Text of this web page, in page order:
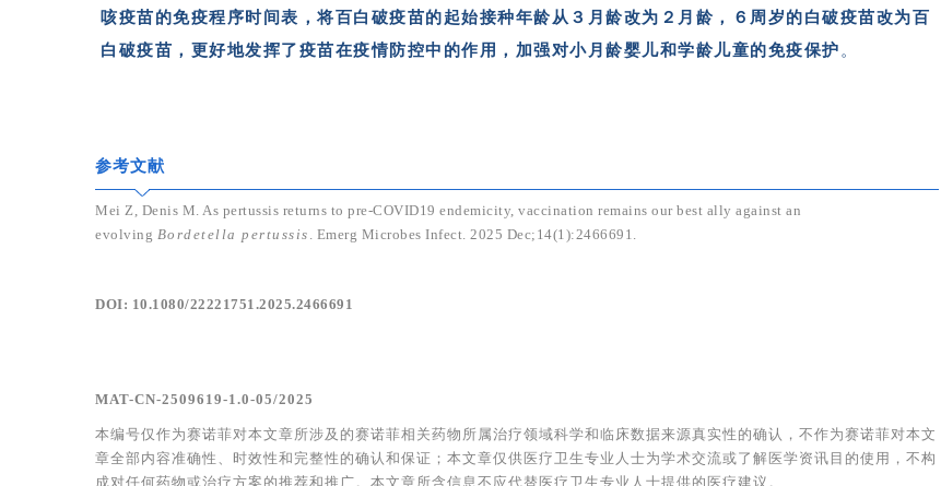
咳疫苗的免疫程序时间表，将百白破疫苗的起始接种年龄从３月龄改为２月龄，６周岁的白破疫苗改为百
白破疫苗，更好地发挥了疫苗在疫情防控中的作用，加强对小月龄婴儿和学龄儿童的免疫保护。
参考文献
Mei Z, Denis M. As pertussis returns to pre-COVID19 endemicity, vaccination remains our best ally against an
evolving Bordetella pertussis . Emerg Microbes Infect. 2025 Dec;14(1):2466691.
DOI: 10.1080/22221751.2025.2466691
MAT-CN-2509619-1.0-05/2025
本编号仅作为赛诺菲对本文章所涉及的赛诺菲相关药物所属治疗领域科学和临床数据来源真实性的确认，不作为赛诺菲对本文
章全部内容准确性、时效性和完整性的确认和保证；本文章仅供医疗卫生专业人士为学术交流或了解医学资讯目的使用，不构
成对任何药物或治疗方案的推荐和推广。本文章所含信息不应代替医疗卫生专业人士提供的医疗建议。